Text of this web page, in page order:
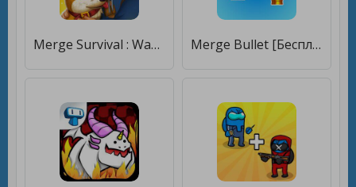
Merge Survival : Wasteland [Бесплатные покупки] Merge Bullet [Бесплатные покупки]